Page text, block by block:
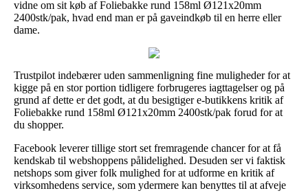
vidne om sit køb af Foliebakke rund 158ml Ø121x20mm
2400stk/pak, hvad end man er på gaveindkøb til en herre eller
dame.
Trustpilot indebærer uden sammenligning fine muligheder for at
kigge på en stor portion tidligere forbrugeres iagttagelser og på
grund af dette er det godt, at du besigtiger e-butikkens kritik af
Foliebakke rund 158ml Ø121x20mm 2400stk/pak forud for at
du shopper.
Facebook leverer tillige stort set fremragende chancer for at få
kendskab til webshoppens pålidelighed. Desuden ser vi faktisk
netshops som giver folk mulighed for at udforme en kritik af
virksomhedens service, som ydermere kan benyttes til at afveje